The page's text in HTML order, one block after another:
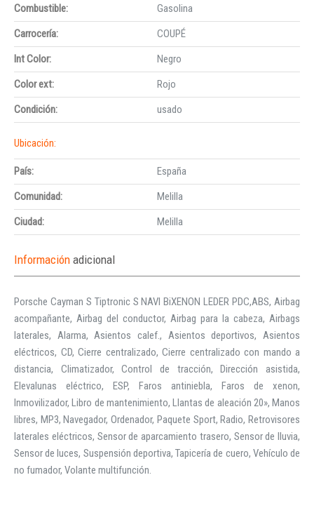
Combustible:
Gasolina
Carrocería:
COUPÉ
Int Color:
Negro
Color ext:
Rojo
Condición:
usado
Ubicación:
País:
España
Comunidad:
Melilla
Ciudad:
Melilla
Información adicional
Porsche Cayman S Tiptronic S NAVI BiXENON LEDER PDC,ABS, Airbag
acompañante, Airbag del conductor, Airbag para la cabeza, Airbags
laterales, Alarma, Asientos calef., Asientos deportivos, Asientos
eléctricos, CD, Cierre centralizado, Cierre centralizado con mando a
distancia, Climatizador, Control de tracción, Dirección asistida,
Elevalunas eléctrico, ESP, Faros antiniebla, Faros de xenon,
Inmovilizador, Libro de mantenimiento, Llantas de aleación 20», Manos
libres, MP3, Navegador, Ordenador, Paquete Sport, Radio, Retrovisores
laterales eléctricos, Sensor de aparcamiento trasero, Sensor de lluvia,
Sensor de luces, Suspensión deportiva, Tapicería de cuero, Vehículo de
no fumador, Volante multifunción.